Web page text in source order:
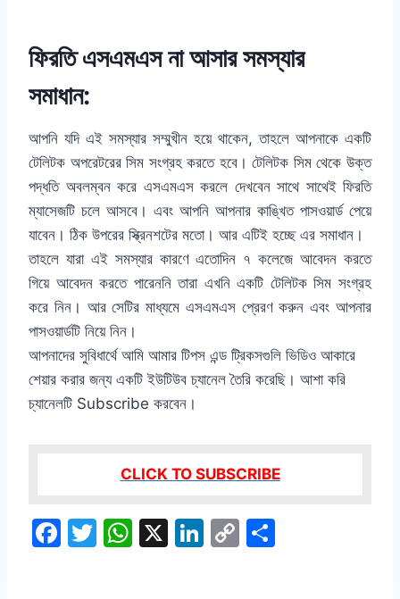
ফিরতি এসএমএস না আসার সমস্যার
সমাধান:
আপনি যদি এই সমস্যার সম্মুখীন হয়ে থাকেন, তাহলে আপনাকে একটি
টেলিটক অপরেটরের সিম সংগ্রহ করতে হবে। টেলিটক সিম থেকে উক্ত
পদ্ধতি অবলম্বন করে এসএমএস করলে দেখবেন সাথে সাথেই ফিরতি
ম্যাসেজটি চলে আসবে। এবং আপনি আপনার কাঙ্খিত পাসওয়ার্ড পেয়ে
যাবেন। ঠিক উপরের স্ক্রিনশটের মতো। আর এটিই হচ্ছে এর সমাধান।
তাহলে যারা এই সমস্যার কারণে এতোদিন ৭ কলেজে আবেদন করতে
গিয়ে আবেদন করতে পারেননি তারা এখনি একটি টেলিটক সিম সংগ্রহ
করে নিন। আর সেটির মাধ্যমে এসএমএস প্রেরণ করুন এবং আপনার
পাসওয়ার্ডটি নিয়ে নিন।
আপনাদের সুবিধার্থে আমি আমার টিপস এন্ড ট্রিকসগুলি ভিডিও আকারে
শেয়ার করার জন্য একটি ইউটিউব চ্যানেল তৈরি করেছি। আশা করি
চ্যানেলটি Subscribe করবেন।
CLICK TO SUBSCRIBE
F
T
W X
Li C